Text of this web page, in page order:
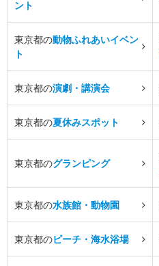
ント
東京都の動物ふれあいイベン
ト
東京都の演劇・講演会
東京都の夏休みスポット
東京都のグランピング
東京都の水族館・動物園
東京都のビーチ・海水浴場